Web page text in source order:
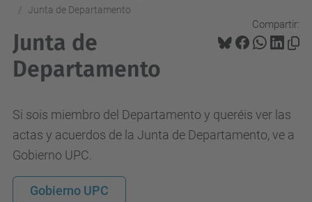
Junta de Departamento
Compartir:
Junta de
Departamento
Si sois miembro del Departamento y queréis ver las
actas y acuerdos de la Junta de Departamento, ve a
Gobierno UPC.
Gobierno UPC